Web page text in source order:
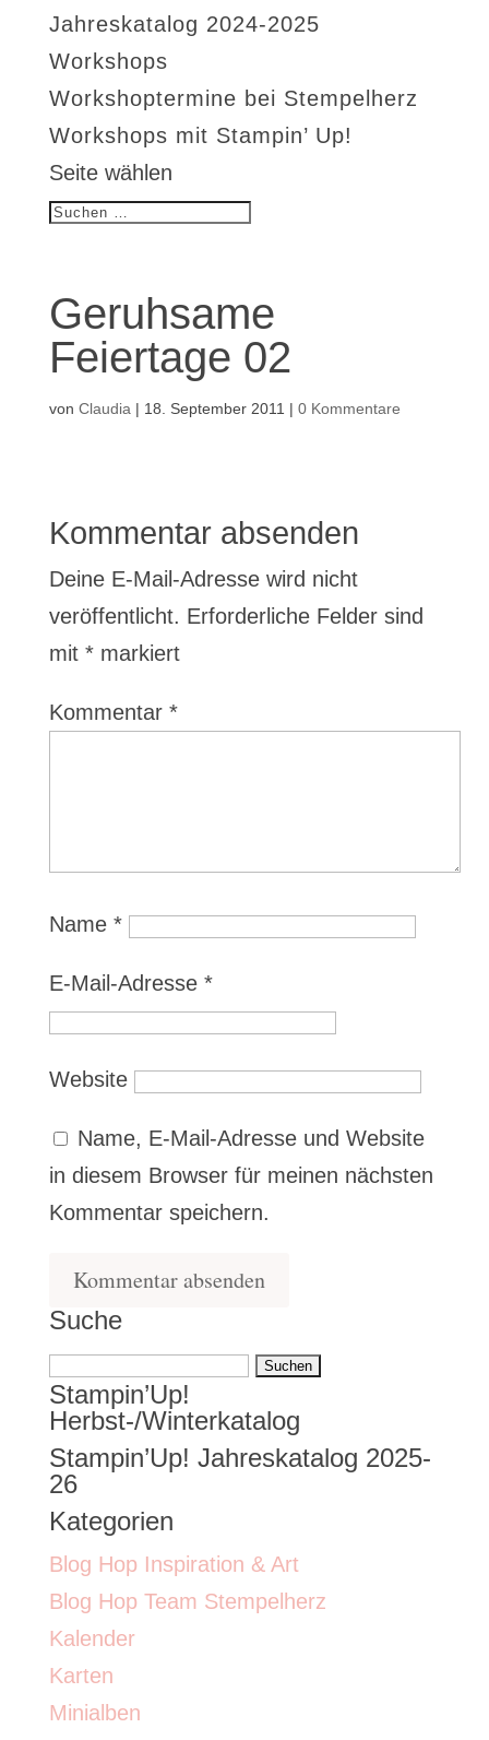
Jahreskatalog 2024-2025
Workshops
Workshoptermine bei Stempelherz
Workshops mit Stampin’ Up!
Seite wählen
Geruhsame
Feiertage 02
von Claudia | 18. September 2011 | 0 Kommentare
Kommentar absenden
Deine E-Mail-Adresse wird nicht
veröffentlicht. Erforderliche Felder sind
mit *markiert
Kommentar *
Name *
E-Mail-Adresse *
Website
Name, E-Mail-Adresse und Website
in diesem Browser für meinen nächsten
Kommentar speichern.
Suche
Suchen
nach:
Stampin’Up!
Herbst-/Winterkatalog
Stampin’Up! Jahreskatalog 2025-
26
Kategorien
Blog Hop Inspiration & Art
Blog Hop Team Stempelherz
Kalender
Karten
Minialben